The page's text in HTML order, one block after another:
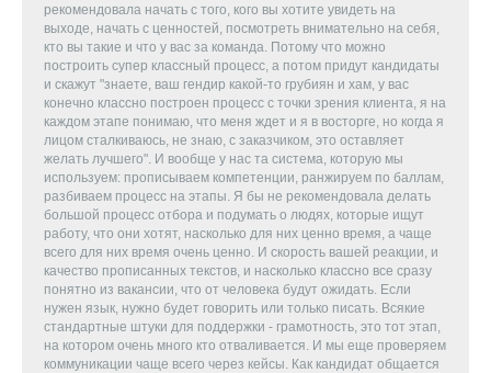
рекомендовала начать с того, кого вы хотите увидеть на
выходе, начать с ценностей, посмотреть внимательно на себя,
кто вы такие и что у вас за команда. Потому что можно
построить супер классный процесс, а потом придут кандидаты
и скажут "знаете, ваш гендир какой-то грубиян и хам, у вас
конечно классно построен процесс с точки зрения клиента, я на
каждом этапе понимаю, что меня ждет и я в восторге, но когда я
лицом сталкиваюсь, не знаю, с заказчиком, это оставляет
желать лучшего". И вообще у нас та система, которую мы
используем: прописываем компетенции, ранжируем по баллам,
разбиваем процесс на этапы. Я бы не рекомендовала делать
большой процесс отбора и подумать о людях, которые ищут
работу, что они хотят, насколько для них ценно время, а чаще
всего для них время очень ценно. И скорость вашей реакции, и
качество прописанных текстов, и насколько классно все сразу
понятно из вакансии, что от человека будут ожидать. Если
нужен язык, нужно будет говорить или только писать. Всякие
стандартные штуки для поддержки - грамотность, это тот этап,
на котором очень много кто отваливается. И мы еще проверяем
коммуникации чаще всего через кейсы. Как кандидат общается